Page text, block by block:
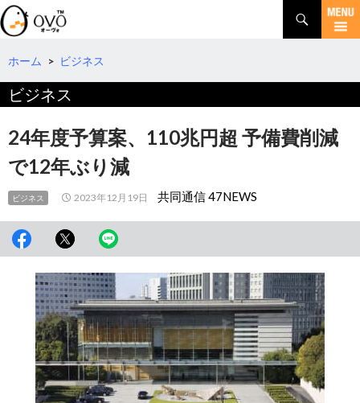
検
索
コ
テ
へ
動
ホーム > ビジネス
ビジネス
24年度予算案、110兆円超 予備費削減
で12年ぶり減
ビジネス 2023年12月19日 共同通信 47NEWS